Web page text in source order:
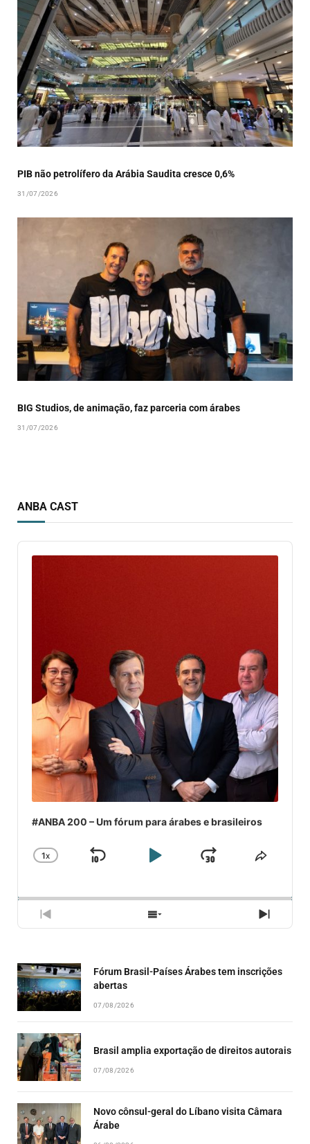
PIB não petrolífero da Arábia Saudita cresce 0,6%
31/07/2026
BIG Studios, de animação, faz parceria com árabes
31/07/2026
ANBA CAST
Audio
Player
#ANBA 200 – Um fórum para árabes e brasileiros
CHANGE
1X
SKIP
PLAYJUMP
PREVIOUS
SHOW
NEXT
Fórum Brasil-Países Árabes tem inscrições
abertas
07/08/2026
Brasil amplia exportação de direitos autorais
07/08/2026
Novo cônsul-geral do Líbano visita Câmara
Árabe